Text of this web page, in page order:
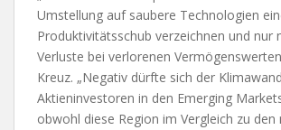
Umstellung auf saubere Technologien
Produktivitätsschub verzeichnen und nur
Verluste bei verlorenen
Kreuz. „Negativ dürfte sich der
Aktieninvestoren in den Emerging
obwohl diese Region im Vergleich zu den